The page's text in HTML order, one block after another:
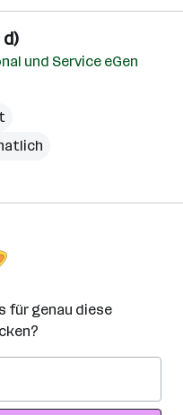
und Service eGen
für genau diese